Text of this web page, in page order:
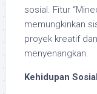
sosial. Fitur
memungkinkan
proyek kreatif
menyenangkan.
Kehidupan